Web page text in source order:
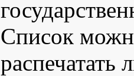
Список
распечатать